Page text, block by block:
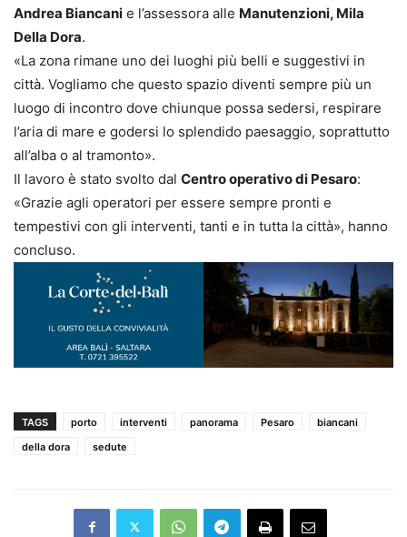
Andrea Biancani e l’assessora alle Manutenzioni, Mila
Della Dora.
«La zona rimane uno dei luoghi più belli e suggestivi in
città. Vogliamo che questo spazio diventi sempre più un
luogo di incontro dove chiunque possa sedersi, respirare
l’aria di mare e godersi lo splendido paesaggio, soprattutto
all’alba o al tramonto».
Il lavoro è stato svolto dal Centro operativo di Pesaro:
«Grazie agli operatori per essere sempre pronti e
tempestivi con gli interventi, tanti e in tutta la città», hanno
concluso.
TAGS porto interventi panorama Pesaro
biancani
della dora
sedute